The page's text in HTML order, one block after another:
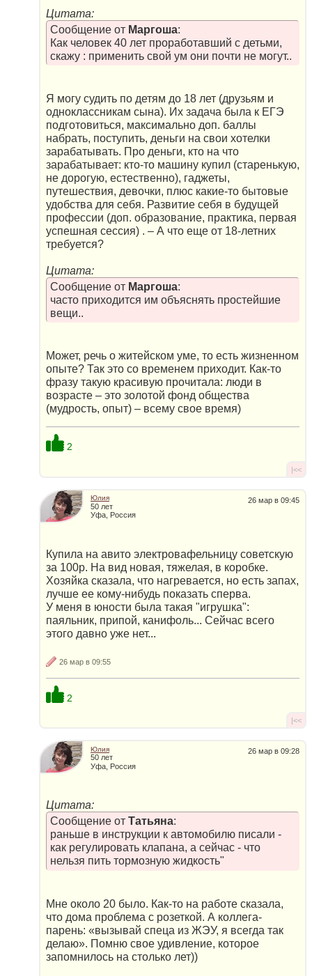
Цитата:
Сообщение от Маргоша:
Как человек 40 лет проработавший с детьми,
скажу : применить свой ум они почти не могут..
Я могу судить по детям до 18 лет (друзьям и
одноклассникам сына). Их задача была к ЕГЭ
подготовиться, максимально доп. баллы
набрать, поступить, деньги на свои хотелки
зарабатывать. Про деньги, кто на что
зарабатывает: кто-то машину купил (старенькую,
не дорогую, естественно), гаджеты,
путешествия, девочки, плюс какие-то бытовые
удобства для себя. Развитие себя в будущей
профессии (доп. образование, практика, первая
успешная сессия) . – А что еще от 18-летних
требуется?
Цитата:
Сообщение от Маргоша:
часто приходится им объяснять простейшие
вещи..
Может, речь о житейском уме, то есть жизненном
опыте? Так это со временем приходит. Как-то
фразу такую красивую прочитала: люди в
возрасте – это золотой фонд общества
(мудрость, опыт) – всему свое время)
2
|<<
26 мар в 09:45
Юлия
50 лет
Уфа, Россия
Купила на авито электровафельницу советскую
за 100р. На вид новая, тяжелая, в коробке.
Хозяйка сказала, что нагревается, но есть запах,
лучше ее кому-нибудь показать сперва.
У меня в юности была такая "игрушка":
паяльник, припой, канифоль... Сейчас всего
этого давно уже нет...
26 мар в 09:55
2
|<<
26 мар в 09:28
Юлия
50 лет
Уфа, Россия
Цитата:
Сообщение от Татьяна:
раньше в инструкции к автомобилю писали -
как регулировать клапана, а сейчас - что
нельзя пить тормозную жидкость"
Мне около 20 было. Как-то на работе сказала,
что дома проблема с розеткой. А коллега-
парень: «вызывай спеца из ЖЭУ, я всегда так
делаю». Помню свое удивление, которое
запомнилось на столько лет))